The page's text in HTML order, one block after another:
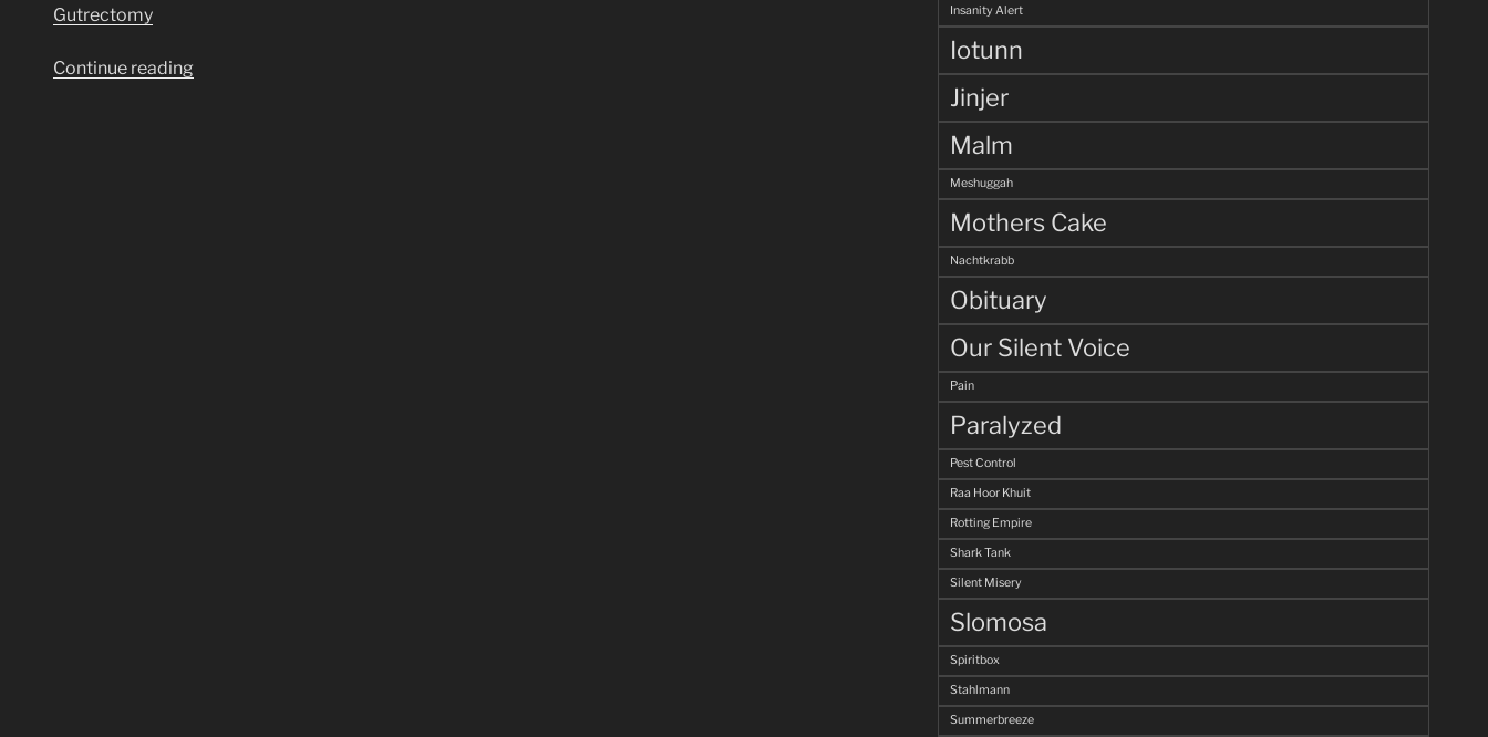
Gutrectomy
Continue reading
Insanity Alert
Iotunn
Jinjer
Malm
Meshuggah
Mothers Cake
Nachtkrabb
Obituary
Our Silent Voice
Pain
Paralyzed
Pest Control
Raa Hoor Khuit
Rotting Empire
Shark Tank
Silent Misery
Slomosa
Spiritbox
Stahlmann
Summerbreeze